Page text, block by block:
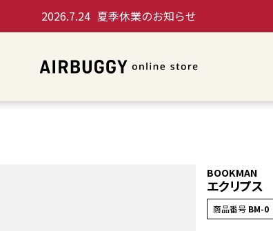
2026.7.24 夏季休業のお知らせ
BOOKMAN
エクリプス
商品番号 BM-0